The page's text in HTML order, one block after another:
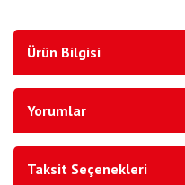
Ürün Bilgisi
Yorumlar
Taksit Seçenekleri